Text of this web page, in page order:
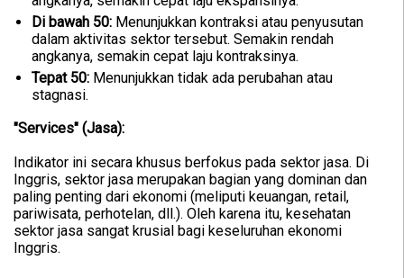
Di bawah 50: Menunjukkan kontraksi atau penyusutan
dalam aktivitas sektor tersebut. Semakin rendah
angkanya, semakin cepat laju kontraksinya.
Tepat 50: Menunjukkan tidak ada perubahan atau
stagnasi.
"Services" (Jasa):
Indikator ini secara khusus berfokus pada sektor jasa. Di
Inggris, sektor jasa merupakan bagian yang dominan dan
paling penting dari ekonomi (meliputi keuangan, retail,
pariwisata, perhotelan, dll.). Oleh karena itu, kesehatan
sektor jasa sangat krusial bagi keseluruhan ekonomi
Inggris.